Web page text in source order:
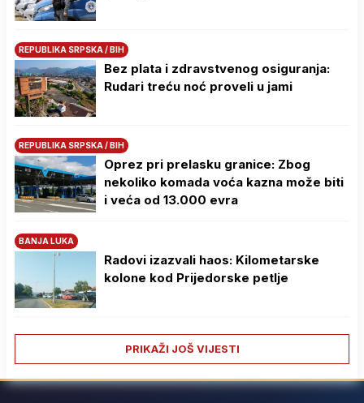
REPUBLIKA SRPSKA / BIH
Bez plata i zdravstvenog osiguranja:
Rudari treću noć proveli u jami
REPUBLIKA SRPSKA / BIH
Oprez pri prelasku granice: Zbog
nekoliko komada voća kazna može biti
i veća od 13.000 evra
BANJA LUKA
Radovi izazvali haos: Kilometarske
kolone kod Prijedorske petlje
PRIKAŽI JOŠ VIJESTI